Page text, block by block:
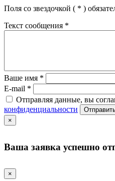
Поля со звездочкой ( * )
Текст сообщения *
Ваше имя *
E-mail *
Отправляя данные, вы
конфиденциальности
×
Ваша заявка успешно
×